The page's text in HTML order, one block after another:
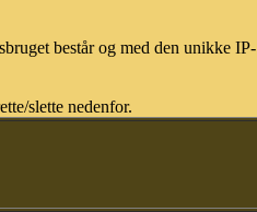
består og med den unikke IP-
slette nedenfor.